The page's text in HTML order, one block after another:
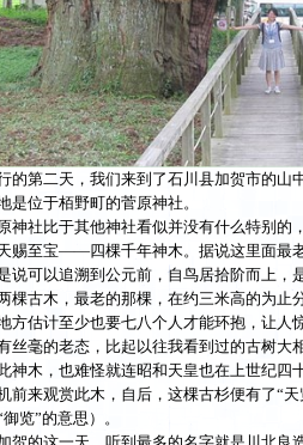
的第二天，我们来到了石川县加贺市的山
是位于栢野町的菅原神社。
神社比于其他神社看似并没有什么特别的
赐至宝——四棵千年神木。据说这里面最
说可以追溯到公元前，自鸟居拾阶而上，
棵古木，最老的那棵，在约三米高的为止
方估计至少也要七八个人才能环抱，让人
丝毫的老态，比起以往我看到过的古树大
神木，也难怪就连昭和天皇也在上世纪四
前来观赏此木，自后，这棵古杉便有了“
御览”的意思）。